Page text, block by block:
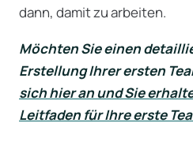
dann, damit zu arbeiten.
Möchten Sie einen
Erstellung Ihrer ersten
sich hier an und Sie
Leitfaden für Ihre erste